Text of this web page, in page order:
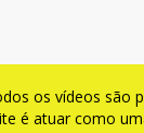
os vídeos
é atuar como